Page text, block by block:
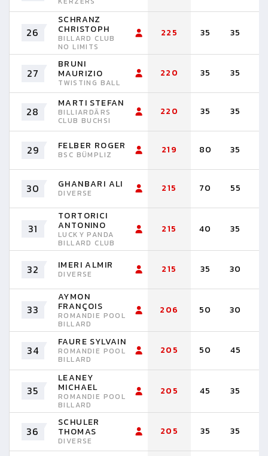
26
SCHRANZ
CHRISTOPH
BILLARD CLUB
NO LIMITS
225 35 35
27
BRUNI
MAURIZIO
TWISTING BALL
220 35 35
28
MARTI STEFAN
BILLIARDÄRS
CLUB BUCHSI
220 35 35
29 FELBER ROGER
BSC BÜMPLIZ 219 80 35
30 GHANBARI ALI
DIVERSE 215 70 55
31
TORTORICI
ANTONINO
LUCKY PANDA
BILLARD CLUB
215 40 35
32 IMERI ALMIR
DIVERSE 215 35 30
33
AYMON
FRANÇOIS
ROMANDIE POOL
BILLARD
206 50 30
34
FAURE SYLVAIN
ROMANDIE POOL
BILLARD
205 50 45
35
LEANEY
MICHAEL
ROMANDIE POOL
BILLARD
205 45 35
36
SCHULER
THOMAS
DIVERSE
205 35 35